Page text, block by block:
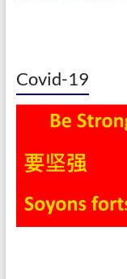
Covid-19